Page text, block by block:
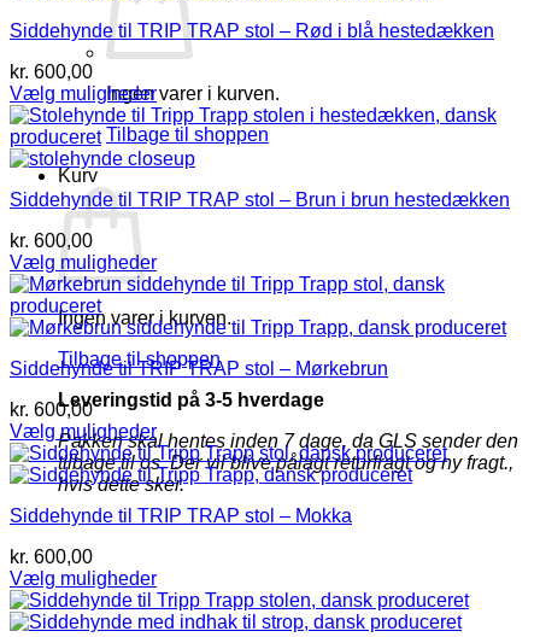
Ingen varer i kurven.
Tilbage til shoppen
Kurv
Ingen varer i kurven.
Tilbage til shoppen
Leveringstid på 3-5 hverdage
Pakken skal hentes inden 7 dage, da GLS sender den
tilbage til os. Der vil blive pålagt returfragt og ny fragt.,
hvis dette sker.
varianter.
Mulighederne
kan
vælges
på
varesiden
Siddehynde til TRIP TRAP stol – Rød i blå hestedækken
kr. 600,00
Vælg muligheder
Dette
vare
har
flere
varianter.
Mulighederne
kan
vælges
på
varesiden
Siddehynde til TRIP TRAP stol – Brun i brun hestedækken
kr. 600,00
Vælg muligheder
Dette
vare
har
varianter.
Mulighederne
kan
vælges
på
varesiden
Siddehynde til TRIP TRAP stol – Mørkebrun
kr. 600,00
Vælg muligheder
Dette
vare
flere
Mulighederne
kan
vælges
på
Siddehynde til TRIP TRAP stol – Mokka
kr. 600,00
Vælg muligheder
Dette
vare